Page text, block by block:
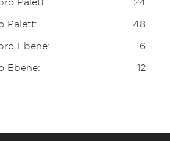
Palett:
48
Ebene:
6
Ebene:
12